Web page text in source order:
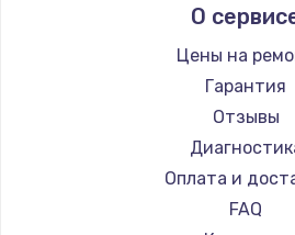
Ремонт
Ремонт смартфонов
Ремонт
Ремонт
Ремонт
Ремонт
Ремонт смартфонов
Ремонт
Ginzzu
Irbis
Kyocera
LeEco
OnePlus
teXet
О
Цены на
Гарантия
Отзывы
Оплата и
FAQ